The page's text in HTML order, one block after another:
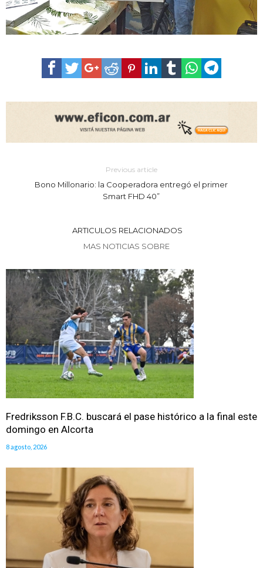
Previous article
Bono Millonario: la Cooperadora entregó el primer
Smart FHD 40”
ARTICULOS RELACIONADOS
MAS NOTICIAS SOBRE
Fredriksson F.B.C. buscará el pase histórico a la final este
domingo en Alcorta
8 agosto, 2026